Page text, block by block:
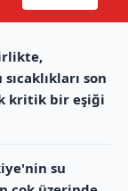
son
kritik bir eşiği
su